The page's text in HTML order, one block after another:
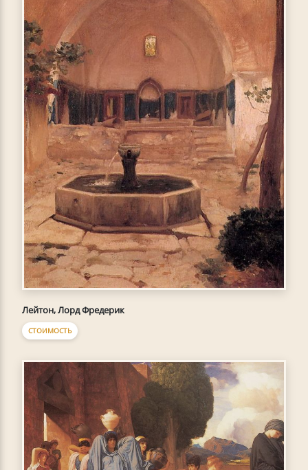
Лейтон, Лорд Фредерик
СТОИМОСТЬ